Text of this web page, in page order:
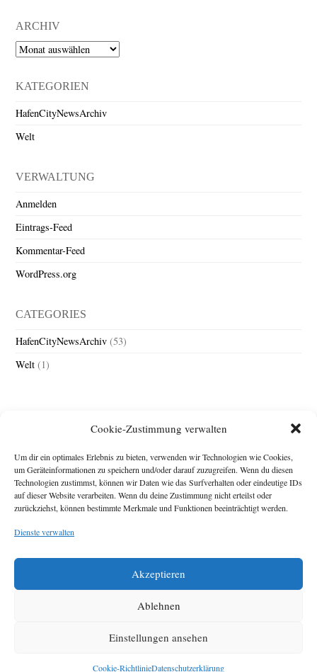
Cookie-Zustimmung verwalten
Um dir ein optimales Erlebnis zu bieten, verwenden wir Technologien wie Cookies,
um Geräteinformationen zu speichern und/oder darauf zuzugreifen. Wenn du diesen
Technologien zustimmst, können wir Daten wie das Surfverhalten oder eindeutige IDs
auf dieser Website verarbeiten. Wenn du deine Zustimmung nicht erteilst oder
zurückziehst, können bestimmte Merkmale und Funktionen beeinträchtigt werden.
Dienste verwalten
Akzeptieren
Ablehnen
Einstellungen ansehen
Cookie-RichtlinieDatenschutzerklärung
ARCHIV
Archiv
KATEGORIEN
HafenCityNewsArchiv
Welt
VERWALTUNG
Anmelden
Eintrags-Feed
Kommentar-Feed
WordPress.org
CATEGORIES
HafenCityNewsArchiv (53)
Welt (1)
Impressum
Michael Baden,
Diese Webseite stellt
zehn Jahre der